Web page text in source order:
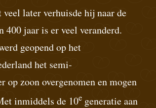
later verhuisde hij naar de
400 jaar is er veel veranderd.
geopend op het
het semi-
op zoon overgenomen en mogen
inmiddels de 10e generatie aan